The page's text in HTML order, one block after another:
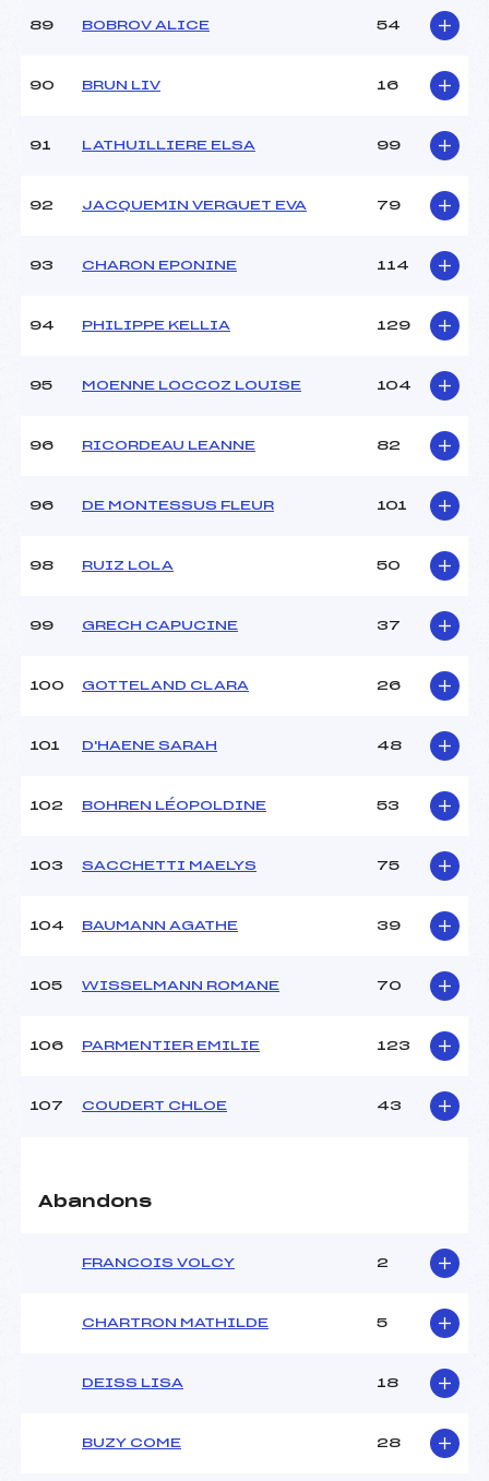
89 BOBROV ALICE 54
90 BRUN LIV 16
91 LATHUILLIERE ELSA 99
92 JACQUEMIN VERGUET EVA 79
93 CHARON EPONINE 114
94 PHILIPPE KELLIA 129
95 MOENNE LOCCOZ LOUISE 104
96 RICORDEAU LEANNE 82
96 DE MONTESSUS FLEUR 101
98 RUIZ LOLA 50
99 GRECH CAPUCINE 37
100 GOTTELAND CLARA 26
101 D'HAENE SARAH 48
102 BOHREN LÉOPOLDINE 53
103 SACCHETTI MAELYS 75
104 BAUMANN AGATHE 39
105 WISSELMANN ROMANE 70
106 PARMENTIER EMILIE 123
107 COUDERT CHLOE 43
Abandons
FRANCOIS VOLCY 2
CHARTRON MATHILDE 5
DEISS LISA 18
BUZY COME 28